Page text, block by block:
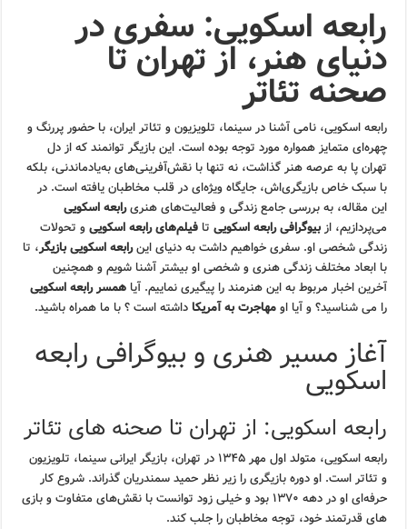
رابعه اسکویی: سفری در
دنیای هنر، از تهران تا
صحنه تئاتر
رابعه اسکویی، نامی آشنا در سینما، تلویزیون و تئاتر ایران، با حضور پررنگ و
چهره‌ای متمایز همواره مورد توجه بوده است. این بازیگر توانمند که از دل
تهران پا به عرصه هنر گذاشت، نه تنها با نقش‌آفرینی‌های به‌یادماندنی، بلکه
با سبک خاص بازیگری‌اش، جایگاه ویژه‌ای در قلب مخاطبان یافته است. در
این مقاله، به بررسی جامع زندگی و فعالیت‌های هنریرابعه اسکویی
می‌پردازیم، ازبیوگرافی رابعه اسکویی تافیلم‌های رابعه اسکوییو تحولات
زندگی شخصی او. سفری خواهیم داشت به دنیای اینرابعه اسکویی بازیگر، تا
با ابعاد مختلف زندگی هنری و شخصی او بیشتر آشنا شویم و همچنین
آخرین اخبار مربوط به این هنرمند را پیگیری نماییم. آیاهمسر رابعه اسکویی
را می شناسید؟ و آیا اومهاجرت به آمریکا داشته است ؟ با ما همراه باشید.
آغاز مسیر هنری و بیوگرافی رابعه
اسکویی
رابعه اسکویی: از تهران تا صحنه های تئاتر
رابعه اسکویی، متولد اول مهر ۱۳۴۵ در تهران، بازیگر ایرانی سینما، تلویزیون
و تئاتر است. او دوره بازیگری را زیر نظر حمید سمندریان گذراند. شروع کار
حرفه‌ای او در دهه ۱۳۷۰ بود و خیلی زود توانست با نقش‌های متفاوت و بازی‌
های قدرتمند خود، توجه مخاطبان را جلب کند.